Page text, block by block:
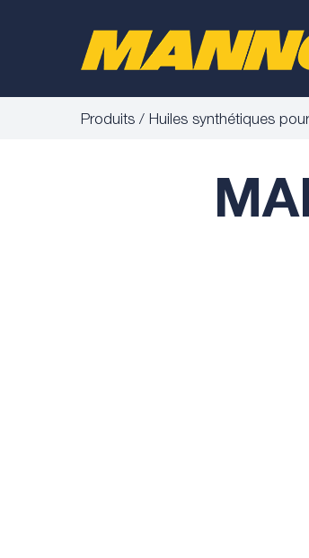
Produits Huiles synthétiques